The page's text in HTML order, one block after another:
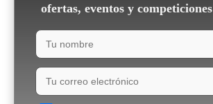
ofertas, eventos y